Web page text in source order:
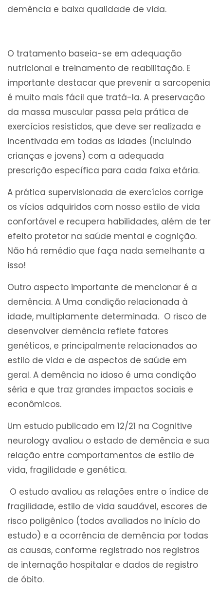
demência e baixa qualidade de vida.
O tratamento baseia-se em adequação
nutricional e treinamento de reabilitação. E
importante destacar que prevenir a sarcopenia
é muito mais fácil que tratá-la. A preservação
da massa muscular passa pela prática de
exercícios resistidos, que deve ser realizada e
incentivada em todas as idades (incluindo
crianças e jovens) com a adequada
prescrição específica para cada faixa etária.
A prática supervisionada de exercícios corrige
os vícios adquiridos com nosso estilo de vida
confortável e recupera habilidades, além de ter
efeito protetor na saúde mental e cognição.
Não há remédio que faça nada semelhante a
isso!
Outro aspecto importante de mencionar é a
demência. A Uma condição relacionada à
idade, multiplamente determinada. O risco de
desenvolver demência reflete fatores
genéticos, e principalmente relacionados ao
estilo de vida e de aspectos de saúde em
geral. A demência no idoso é uma condição
séria e que traz grandes impactos sociais e
econômicos.
Um estudo publicado em 12/21 na Cognitive
neurology avaliou o estado de demência e sua
relação entre comportamentos de estilo de
vida, fragilidade e genética.
O estudo avaliou as relações entre o índice de
fragilidade, estilo de vida saudável, escores de
risco poligênico (todos avaliados no início do
estudo) e a ocorrência de demência por todas
as causas, conforme registrado nos registros
de internação hospitalar e dados de registro
de óbito.